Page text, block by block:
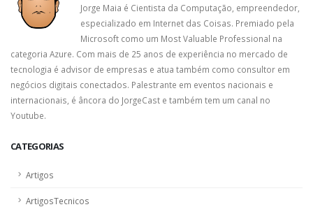
CATEGORIAS
Artigos
ArtigosTecnicos
Jorge Maia é Cientista da Computação, empreendedor,
especializado em Internet das Coisas. Premiado pela
Microsoft como um Most Valuable Professional na
categoria Azure. Com mais de 25 anos de experiência no mercado de
tecnologia é advisor de empresas e atua também como consultor em
negócios digitais conectados. Palestrante em eventos nacionais e
internacionais, é âncora do JorgeCast e também tem um canal no
Youtube.